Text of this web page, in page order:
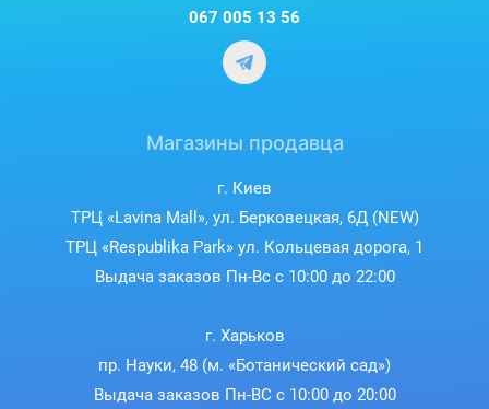
067 005 13 56
Магазины продавца
г. Киев
ТРЦ «Lavina Mall», ул. Берковецкая, 6Д (NEW)
ТРЦ «Respublika Park» ул. Кольцевая дорога, 1
Выдача заказов Пн-Вс с 10:00 до 22:00
г. Харьков
пр. Науки, 48 (м. «Ботанический сад»)
Выдача заказов Пн-ВС с 10:00 до 20:00